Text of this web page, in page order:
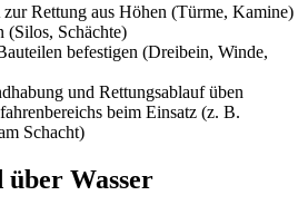
Rettung aus Höhen (Türme, Kamine)
(Silos, Schächte)
befestigen (Dreibein, Winde,
und Rettungsablauf üben
beim Einsatz (z. B.
Schacht)
Wasser